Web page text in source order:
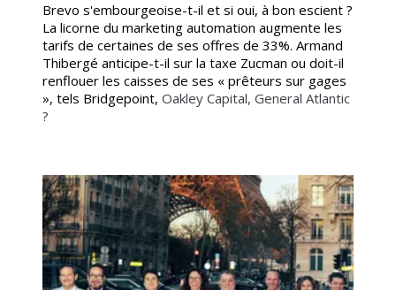
Brevo s'embourgeoise-t-il et si oui, à bon escient ?
La licorne du marketing automation augmente les
tarifs de certaines de ses offres de 33%. Armand
Thibergé anticipe-t-il sur la taxe Zucman ou doit-il
renflouer les caisses de ses « prêteurs sur gages
», tels Bridgepoint, Oakley Capital, General Atlantic
?